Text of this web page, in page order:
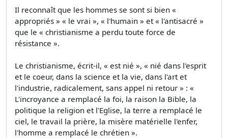
Il reconnaît que les hommes se sont si bien «
appropriés » « le vrai », « l'humain » et « l'antisacré »
que le « christianisme a perdu toute force de
résistance ».
Le christianisme, écrit-il, « est nié », « nié dans l'esprit
et le coeur, dans la science et la vie, dans l'art et
l'industrie, radicalement, sans appel ni retour » : «
L'incroyance a remplacé la foi, la raison la Bible, la
politique la religion et l'Eglise, la terre a remplacé le
ciel, le travail la prière, la misère matérielle l'enfer,
l'homme a remplacé le chrétien ».